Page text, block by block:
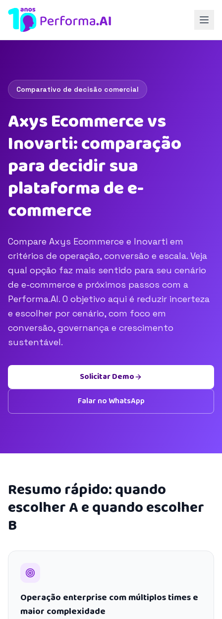
Comparativo de decisão comercial
Axys Ecommerce vs
Inovarti: comparação
para decidir sua
plataforma de e-
commerce
Compare Axys Ecommerce e Inovarti em
critérios de operação, conversão e escala. Veja
qual opção faz mais sentido para seu cenário
de e-commerce e próximos passos com a
Performa.AI. O objetivo aqui é reduzir incerteza
e escolher por cenário, com foco em
conversão, governança e crescimento
sustentável.
Solicitar Demo
Falar no WhatsApp
Resumo rápido: quando
escolher A e quando escolher
B
Operação enterprise com múltiplos times e
maior complexidade